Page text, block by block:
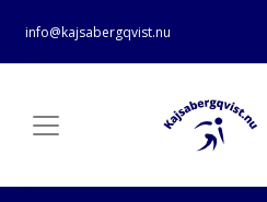
info@kajsabergqvist.nu